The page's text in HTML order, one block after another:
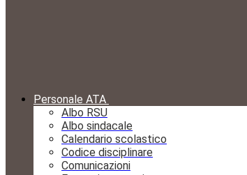
Personale ATA
Albo RSU
Albo sindacale
Calendario scolastico
Codice disciplinare
Comunicazioni